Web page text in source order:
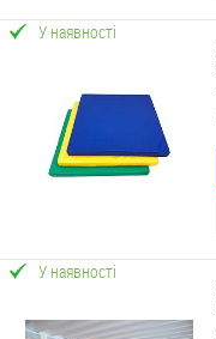
У наявності
У наявності